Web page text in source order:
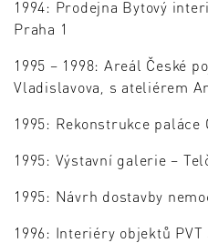
1994: Prodejna Bytový
Praha 1
1995 – 1998: Areál České
Vladislavova, s ateliérem
1995: Rekonstrukce
1995: Výstavní galerie –
1995: Návrh dostavby
1996: Interiéry objektů